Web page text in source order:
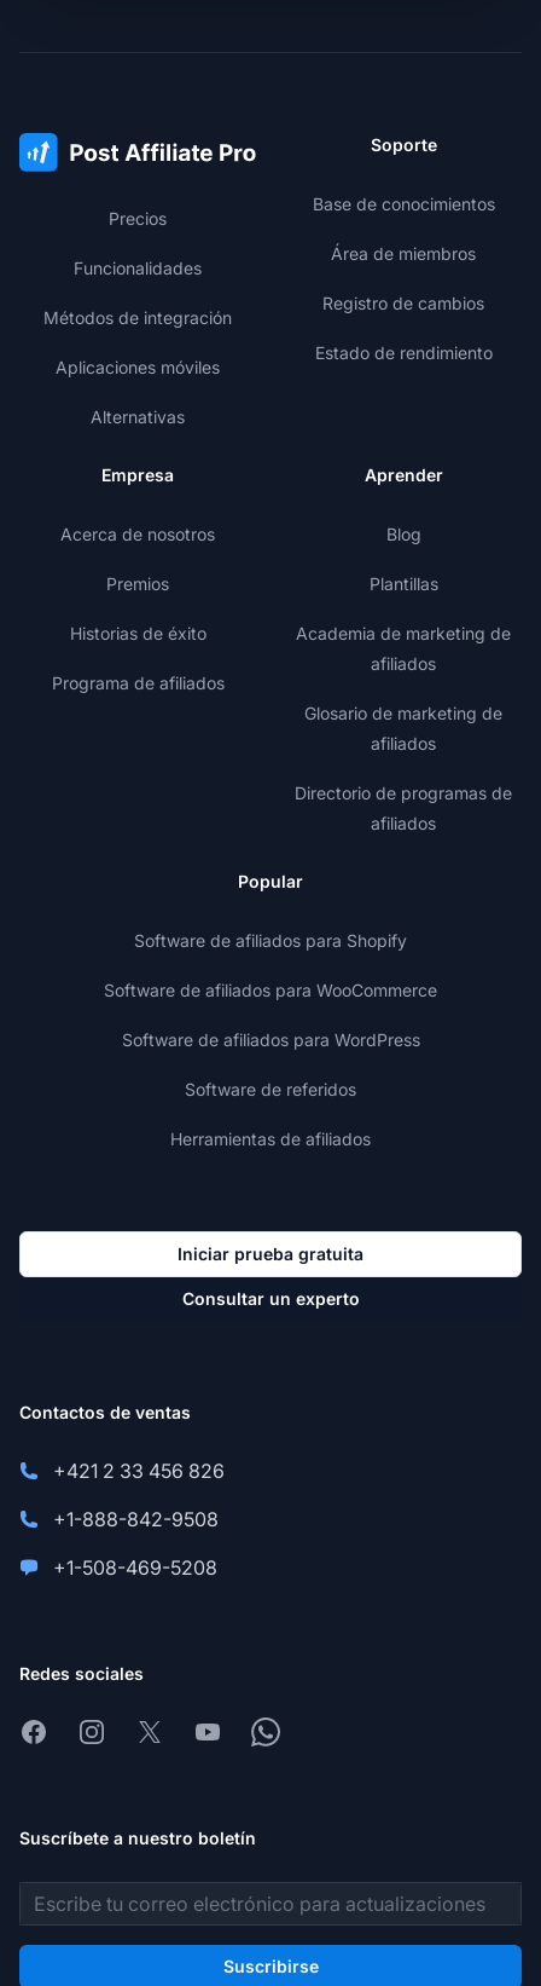
Precios
Funcionalidades
Métodos de integración
Aplicaciones móviles
Alternativas
Soporte
Base de conocimientos
Área de miembros
Registro de cambios
Estado de rendimiento
Empresa
Acerca de nosotros
Premios
Historias de éxito
Programa de afiliados
Aprender
Blog
Plantillas
Academia de marketing de
afiliados
Glosario de marketing de
afiliados
Directorio de programas de
afiliados
Popular
Software de afiliados para Shopify
Software de afiliados para WooCommerce
Software de afiliados para WordPress
Software de referidos
Herramientas de afiliados
Iniciar prueba gratuita
Consultar un experto
Contactos de ventas
+421 2 33 456 826
+1-888-842-9508
+1-508-469-5208
Redes sociales
FacebookInstagram
X YoutubeWhatsapp
Suscríbete a nuestro boletín
Dirección de correo electrónico
Suscribirse